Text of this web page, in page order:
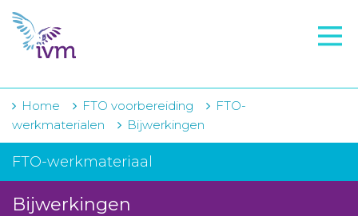
VMI
FTO voorbereiding
IVM-academie
Zorginstellingen
Voorschrijfgedrag
Projecten
Home FTO voorbereiding
FTO-
werkmaterialen
Bijwerkingen
FTO-werkmateriaal
Bijwerkingen